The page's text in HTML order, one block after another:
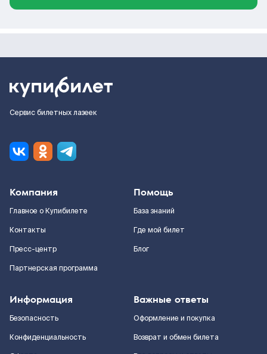
Сервис билетных лазеек
Компания
Главное о Купибилете
Контакты
Пресс-центр
Партнерская программа
Помощь
База знаний
Где мой билет
Блог
Информация
Безопасность
Конфиденциальность
Важные ответы
Оформление и покупка
Возврат и обмен билета